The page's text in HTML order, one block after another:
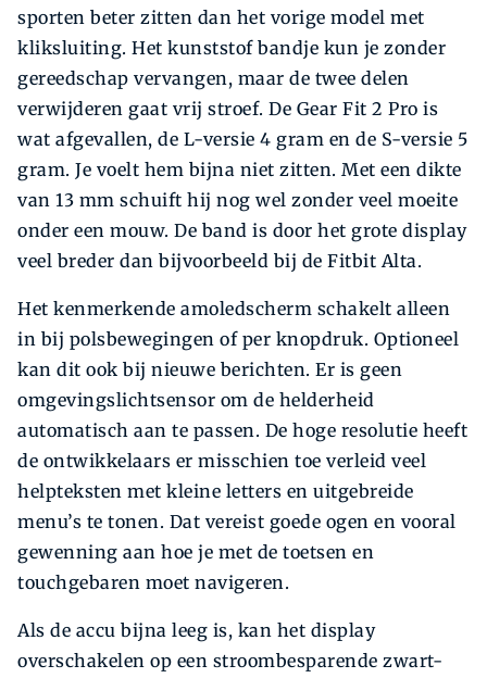
sporten beter zitten dan het vorige model met
kliksluiting. Het kunststof bandje kun je zonder
gereedschap vervangen, maar de twee delen
verwijderen gaat vrij stroef. De Gear Fit 2 Pro is
wat afgevallen, de L-versie 4 gram en de S-versie 5
gram. Je voelt hem bijna niet zitten. Met een dikte
van 13 mm schuift hij nog wel zonder veel moeite
onder een mouw. De band is door het grote display
veel breder dan bijvoorbeeld bij de Fitbit Alta.
Het kenmerkende amoledscherm schakelt alleen
in bij polsbewegingen of per knopdruk. Optioneel
kan dit ook bij nieuwe berichten. Er is geen
omgevingslichtsensor om de helderheid
automatisch aan te passen. De hoge resolutie heeft
de ontwikkelaars er misschien toe verleid veel
helpteksten met kleine letters en uitgebreide
menu’s te tonen. Dat vereist goede ogen en vooral
gewenning aan hoe je met de toetsen en
touchgebaren moet navigeren.
Als de accu bijna leeg is, kan het display
overschakelen op een stroombesparende zwart-